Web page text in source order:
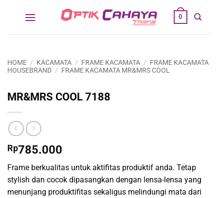
0
HOME / KACAMATA / FRAME KACAMATA / FRAME KACAMATA
HOUSEBRAND / FRAME KACAMATA MR&MRS COOL
MR&MRS COOL 7188
Rp785.000
Frame berkualitas untuk aktifitas produktif anda. Tetap
stylish dan cocok dipasangkan dengan lensa-lensa yang
menunjang produktifitas sekaligus melindungi mata dari